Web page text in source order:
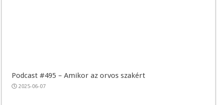
Podcast #495 – Amikor az orvos szakért
2025-06-07